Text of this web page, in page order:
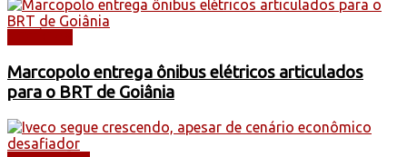
Marcopolo entrega ônibus elétricos articulados
para o BRT de Goiânia